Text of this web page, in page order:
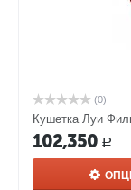
(0)
Кушетка Луи
102,350 Р